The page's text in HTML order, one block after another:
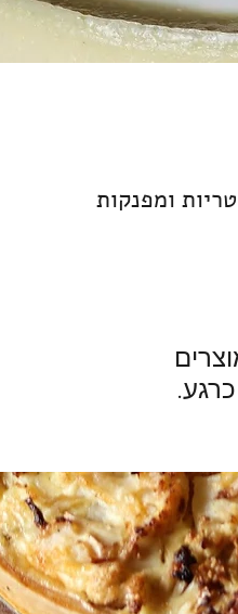
ומפנקות